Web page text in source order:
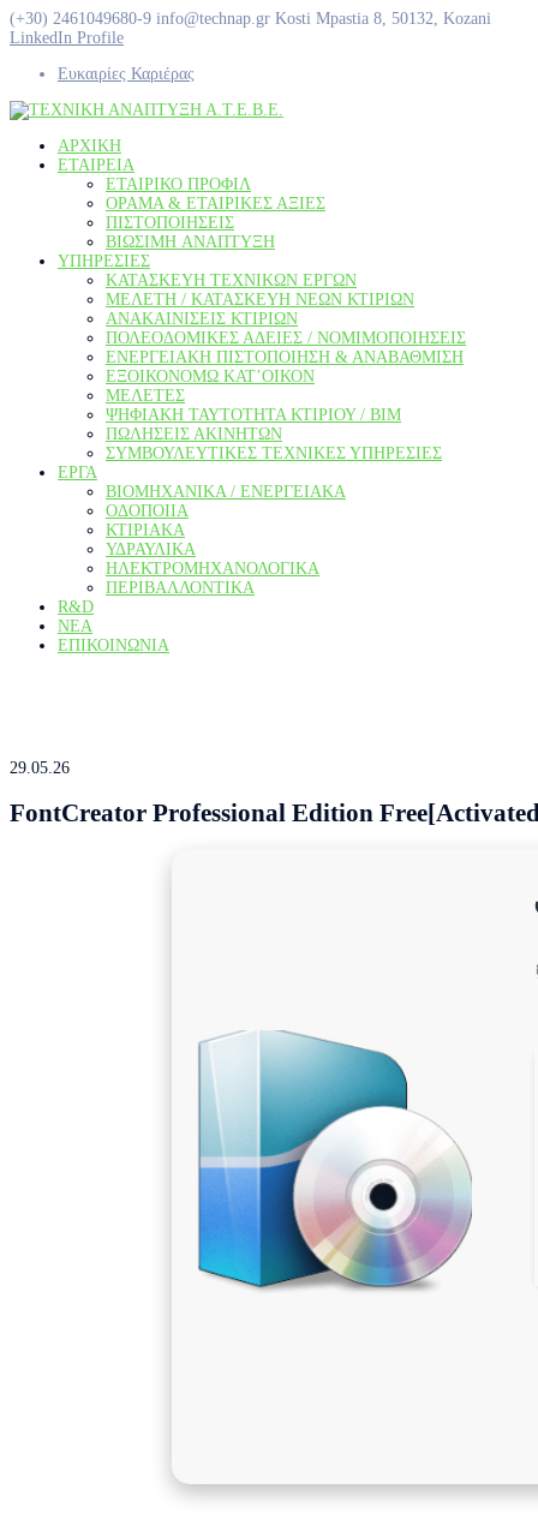
(+30) 2461049680-9 info@technap.gr Κosti Mpastia 8, 50132, Kozani
LinkedIn Profile
Ευκαιρίες Καριέρας
ΑΡΧΙΚΗ
ΕΤΑΙΡΕΙΑ
ΕΤΑΙΡΙΚΌ ΠΡΟΦΊΛ
ΌΡΑΜΑ & ΕΤΑΙΡΙΚΈΣ ΑΞΊΕΣ
ΠΙΣΤΟΠΟΙΉΣΕΙΣ
ΒΙΏΣΙΜΗ AΝΆΠΤΥΞΗ
ΥΠΗΡΕΣΙΕΣ
ΚΑΤΑΣΚΕΥΉ ΤΕΧΝΙΚΏΝ ΈΡΓΩΝ
ΜΕΛΈΤΗ / ΚΑΤΑΣΚΕΥΉ ΝΈΩΝ ΚΤΙΡΊΩΝ
ΑΝΑΚΑΙΝΊΣΕΙΣ ΚΤΙΡΊΩΝ
ΠΟΛΕΟΔΟΜΙΚΈΣ ΆΔΕΙΕΣ / ΝΟΜΙΜΟΠΟΙΉΣΕΙΣ
ΕΝΕΡΓΕΙΑΚΉ ΠΙΣΤΟΠΟΊΗΣΗ & ΑΝΑΒΆΘΜΙΣΗ
ΕΞΟΙΚΟΝΟΜΏ ΚΑΤ’ΟΊΚΟΝ
ΜΕΛΈΤΕΣ
ΨΗΦΙΑΚΉ ΤΑΥΤΌΤΗΤΑ ΚΤΙΡΊΟΥ / ΒΙΜ
ΠΩΛΉΣΕΙΣ ΑΚΙΝΉΤΩΝ
ΣΥΜΒΟΥΛΕΥΤΙΚΈΣ ΤΕΧΝΙΚΈΣ ΥΠΗΡΕΣΊΕΣ
ΕΡΓΑ
ΒΙΟΜΗΧΑΝΙΚΆ / ΕΝΕΡΓΕΙΑΚΆ
ΟΔΟΠΟΙΊΑ
ΚΤΙΡΙΑΚΆ
ΥΔΡΑΥΛΙΚΆ
ΗΛΕΚΤΡΟΜΗΧΑΝΟΛΟΓΙΚΆ
ΠΕΡΙΒΑΛΛΟΝΤΙΚΆ
R&D
ΝΕΑ
ΕΠΙΚΟΙΝΩΝΙΑ
29.05.26
FontCreator Professional Edition